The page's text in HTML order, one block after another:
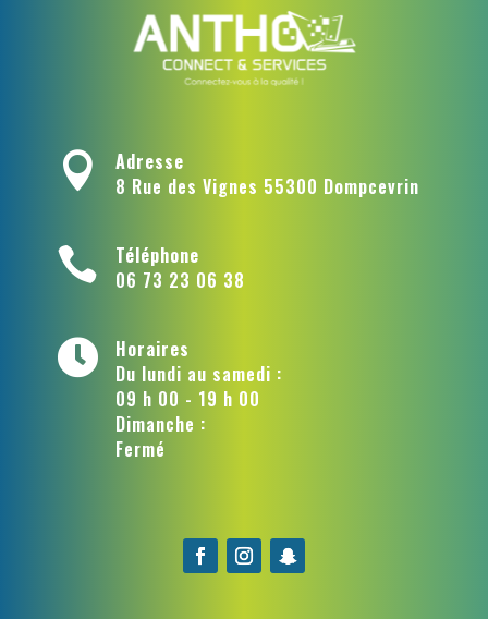

Adresse
8 Rue des Vignes 55300 Dompcevrin

Téléphone
06 73 23 06 38

Horaires
Du lundi au samedi :
09 h 00 - 19 h 00
Dimanche :
Fermé